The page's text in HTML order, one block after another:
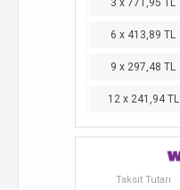
3 x 771,95 TL
6 x 413,89 TL
9 x 297,48 TL
12 x 241,94 TL
Taksit Tutarı